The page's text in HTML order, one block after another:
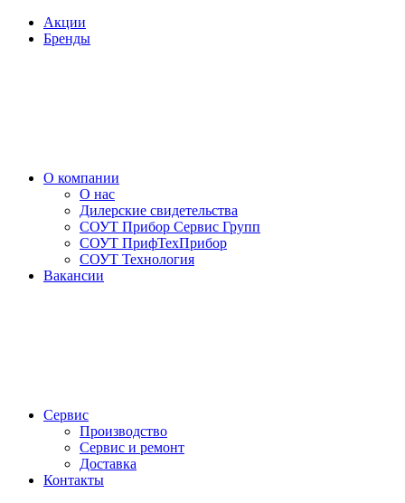
Акции
Бренды
О компании
О нас
Дилерские свидетельства
СОУТ Прибор Сервис Групп
СОУТ ПрифТехПрибор
СОУТ Технология
Вакансии
Сервис
Производство
Сервис и ремонт
Доставка
Контакты